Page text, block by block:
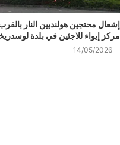
إشعال محتجين هولنديين النار
مركز إيواء للاجئين في بلدة
14/05/2026